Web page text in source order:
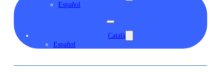
Español
Català
Español